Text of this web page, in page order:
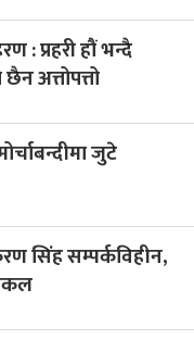
: प्रहरी हौं भन्दै
अत्तोपत्तो
जुटे
सिंह सम्पर्कविहीन,